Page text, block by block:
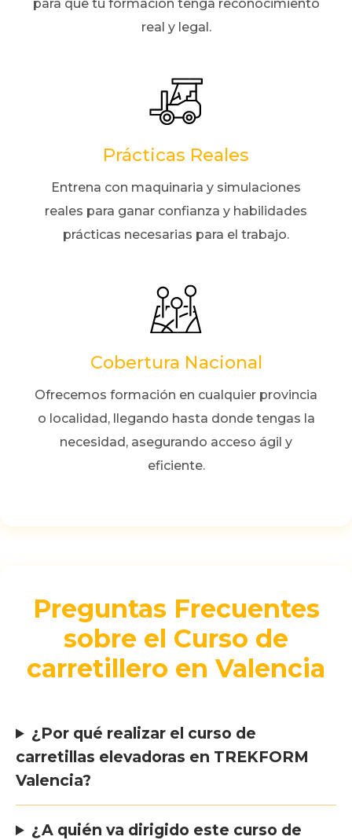
para que tu formación tenga reconocimiento
real y legal.
Prácticas Reales
Entrena con maquinaria y simulaciones
reales para ganar confianza y habilidades
prácticas necesarias para el trabajo.
Cobertura Nacional
Ofrecemos formación en cualquier provincia
o localidad, llegando hasta donde tengas la
necesidad, asegurando acceso ágil y
eficiente.
Preguntas Frecuentes
sobre el Curso de
carretillero en Valencia
¿Por qué realizar el curso de
carretillas elevadoras en TREKFORM
Valencia?
¿A quién va dirigido este curso de